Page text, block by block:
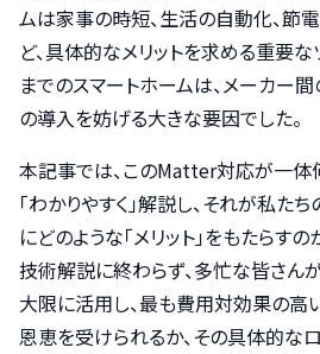
ムは家事の時短、生活の自動化、節
ど、具体的なメリットを求める重要な
までのスマートホームは、メーカー
の導入を妨げる大きな要因でした。
本記事では、このMatter対応が一体
「わかりやすく」解説し、それが私た
にどのような「メリット」をもたらす
技術解説に終わらず、多忙な皆さん
大限に活用し、最も費用対効果の高
恩恵を受けられるか、その具体的な